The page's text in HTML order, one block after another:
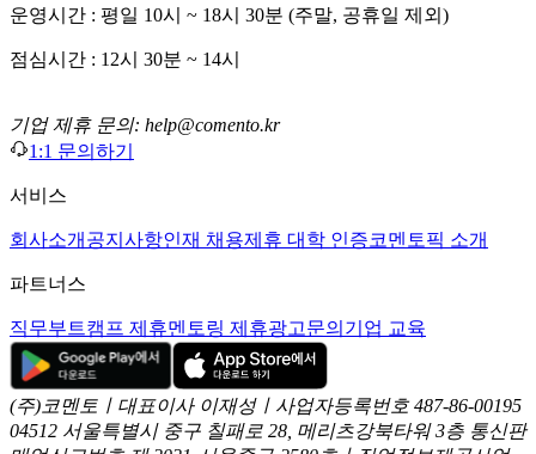
운영시간 : 평일 10시 ~ 18시 30분 (주말, 공휴일 제외)
점심시간 : 12시 30분 ~ 14시
기업 제휴 문의: help@comento.kr
1:1 문의하기
서비스
회사소개 공지사항인재 채용제휴 대학 인증코멘토픽 소개
파트너스
직무부트캠프 제휴멘토링 제휴광고문의 기업 교육
(주)코멘토ㅣ대표이사 이재성ㅣ사업자등록번호 487-86-00195
04512 서울특별시 중구 칠패로 28, 메리츠강북타워 3층 통신판